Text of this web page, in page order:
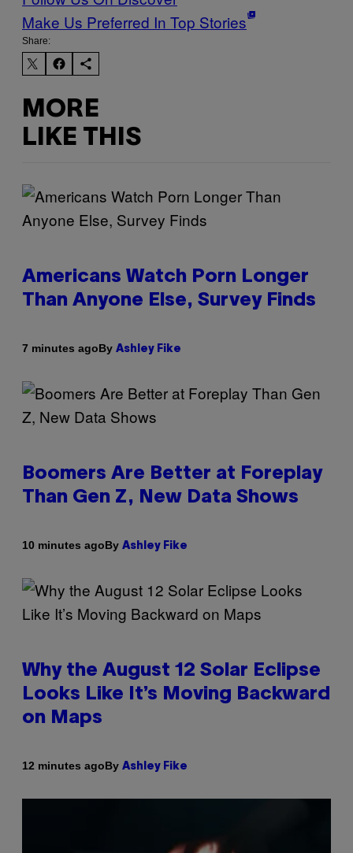
Make Us Preferred In Top Stories
Share:
MORE
LIKE THIS
Americans Watch Porn Longer
Than Anyone Else, Survey Finds
7 minutes agoBy Ashley Fike
Boomers Are Better at Foreplay
Than Gen Z, New Data Shows
10 minutes agoBy Ashley Fike
Why the August 12 Solar Eclipse
Looks Like It’s Moving Backward
on Maps
12 minutes agoBy Ashley Fike